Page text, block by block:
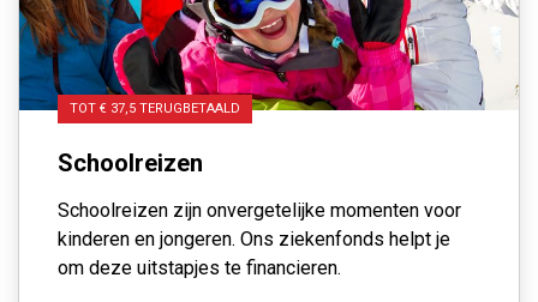
TOT € 37,5 TERUGBETAALD
Schoolreizen
Schoolreizen zijn onvergetelijke momenten voor
kinderen en jongeren. Ons ziekenfonds helpt je
om deze uitstapjes te financieren.